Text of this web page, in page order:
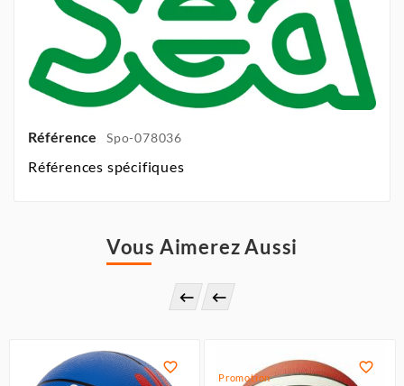
Référence Spo-078036
Références spécifiques
Vous Aimerez Aussi
 

Promotion
